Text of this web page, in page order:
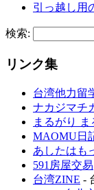
引っ越し用
検索:
リンク集
台湾他力留
ナカジマチ
まるがり ま
MAOMU日
あしたはも
591房屋交易
台湾ZINE -